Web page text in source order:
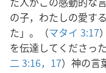
の子，わたしの愛す
た」。（マタイ 3:17
を伝達してくださっ
二 3:16，17）神の言